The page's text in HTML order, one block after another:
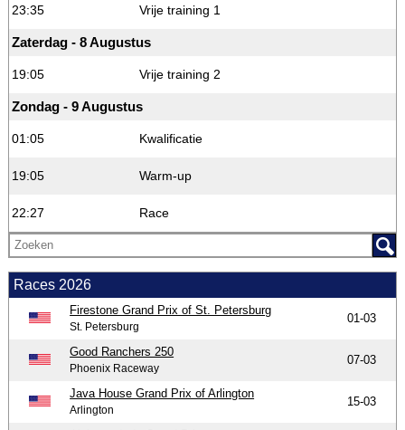
23:35 Vrije training 1
Zaterdag - 8 Augustus
19:05 Vrije training 2
Zondag - 9 Augustus
01:05 Kwalificatie
19:05 Warm-up
22:27 Race
Races 2026
Firestone Grand Prix of St. Petersburg
St. Petersburg
01-03
Good Ranchers 250
Phoenix Raceway
07-03
Java House Grand Prix of Arlington
Arlington
15-03